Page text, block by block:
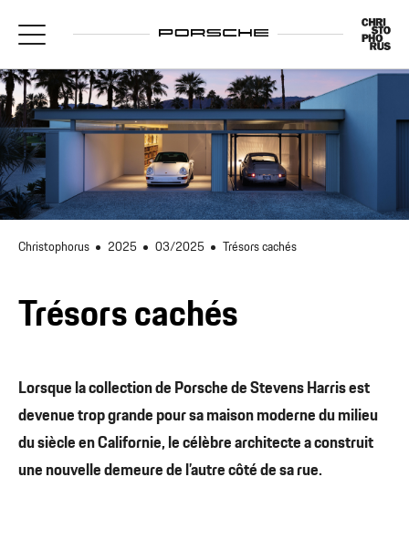
Christophorus 2025 03/2025 Trésors cachés
Trésors cachés
Lorsque la collection de Porsche de Stevens Harris est
devenue trop grande pour sa maison moderne du milieu
du siècle en Californie, le célèbre architecte a construit
une nouvelle demeure de l’autre côté de sa rue.